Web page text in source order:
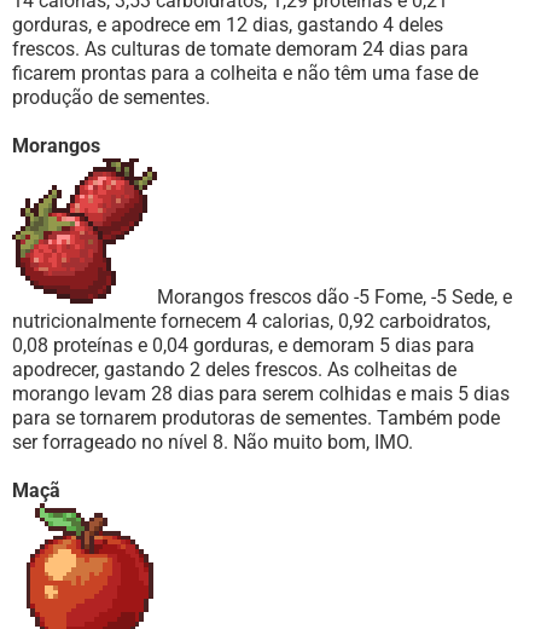
gorduras, e apodrece em 12 dias, gastando 4 deles
frescos. As culturas de tomate demoram 24 dias para
ficarem prontas para a colheita e não têm uma fase de
produção de sementes.
Morangos
Morangos frescos dão -5 Fome, -5 Sede, e
nutricionalmente fornecem 4 calorias, 0,92 carboidratos,
0,08 proteínas e 0,04 gorduras, e demoram 5 dias para
apodrecer, gastando 2 deles frescos. As colheitas de
morango levam 28 dias para serem colhidas e mais 5 dias
para se tornarem produtoras de sementes. Também pode
ser forrageado no nível 8. Não muito bom, IMO.
Maçã